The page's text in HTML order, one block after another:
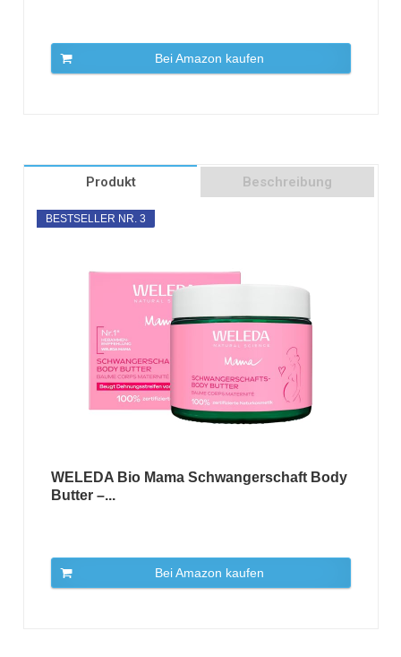
Bei Amazon kaufen
Produkt Beschreibung
BESTSELLER NR. 3
WELEDA Bio Mama Schwangerschaft Body
Butter –...
Bei Amazon kaufen